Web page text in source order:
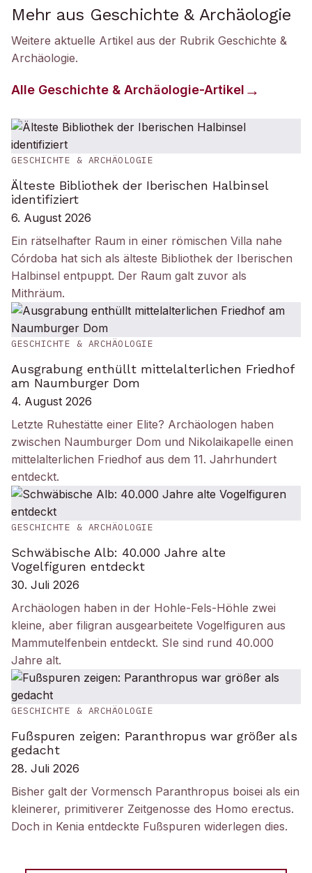
Mehr aus Geschichte & Archäologie
Weitere aktuelle Artikel aus der Rubrik Geschichte &
Archäologie.
Alle Geschichte & Archäologie-Artikel
GESCHICHTE & ARCHÄOLOGIE
Älteste Bibliothek der Iberischen Halbinsel
identifiziert
6. August 2026
Ein rätselhafter Raum in einer römischen Villa nahe
Córdoba hat sich als älteste Bibliothek der Iberischen
Halbinsel entpuppt. Der Raum galt zuvor als
Mithräum.
GESCHICHTE & ARCHÄOLOGIE
Ausgrabung enthüllt mittelalterlichen Friedhof
am Naumburger Dom
4. August 2026
Letzte Ruhestätte einer Elite? Archäologen haben
zwischen Naumburger Dom und Nikolaikapelle einen
mittelalterlichen Friedhof aus dem 11. Jahrhundert
entdeckt.
GESCHICHTE & ARCHÄOLOGIE
Schwäbische Alb: 40.000 Jahre alte
Vogelfiguren entdeckt
30. Juli 2026
Archäologen haben in der Hohle-Fels-Höhle zwei
kleine, aber filigran ausgearbeitete Vogelfiguren aus
Mammutelfenbein entdeckt. SIe sind rund 40.000
Jahre alt.
GESCHICHTE & ARCHÄOLOGIE
Fußspuren zeigen: Paranthropus war größer als
gedacht
28. Juli 2026
Bisher galt der Vormensch Paranthropus boisei als ein
kleinerer, primitiverer Zeitgenosse des Homo erectus.
Doch in Kenia entdeckte Fußspuren widerlegen dies.